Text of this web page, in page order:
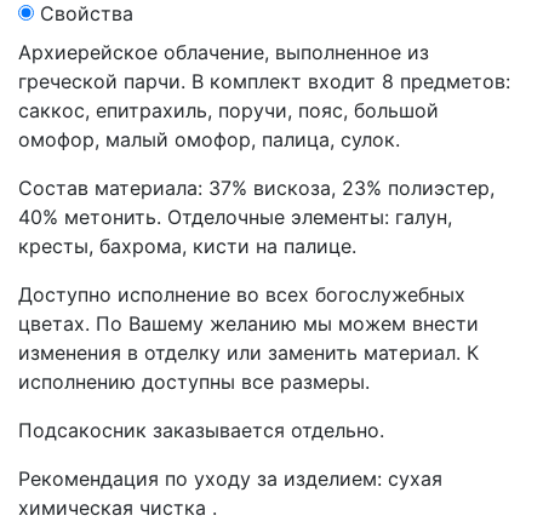
Свойства
Архиерейское облачение, выполненное из
греческой парчи. В комплект входит 8 предметов:
саккос, епитрахиль, поручи, пояс, большой
омофор, малый омофор, палица, сулок.
Состав материала: 37% вискоза, 23% полиэстер,
40% метонить. Отделочные элементы: галун,
кресты, бахрома, кисти на палице.
Доступно исполнение во всех богослужебных
цветах. По Вашему желанию мы можем внести
изменения в отделку или заменить материал. К
исполнению доступны все размеры.
Подсакосник заказывается отдельно.
Рекомендация по уходу за изделием: сухая
химическая чистка .